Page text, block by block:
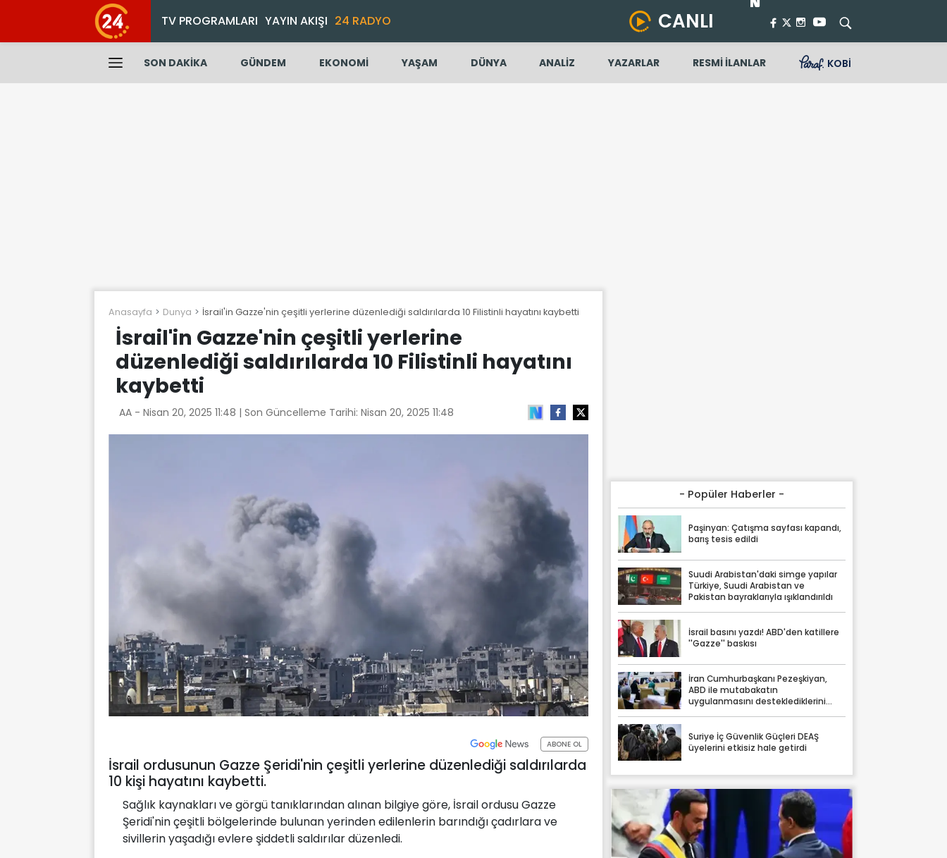
TV PROGRAMLARI YAYIN AKIŞI 24 RADYO CANLI
SON DAKİKA GÜNDEM EKONOMİ YAŞAM DÜNYA ANALİZ YAZARLAR RESMİ İLANLAR KOBİ
Anasayfa Dunya İsrail'in Gazze'nin çeşitli yerlerine düzenlediği saldırılarda 10 Filistinli hayatını kaybetti
İsrail'in Gazze'nin çeşitli yerlerine
düzenlediği saldırılarda 10 Filistinli hayatını
kaybetti
AA - Nisan 20, 2025 11:48 | Son Güncelleme Tarihi: Nisan 20, 2025 11:48
ABONE OL
İsrail ordusunun Gazze Şeridi'nin çeşitli yerlerine düzenlediği saldırılarda
10 kişi hayatını kaybetti.
Sağlık kaynakları ve görgü tanıklarından alınan bilgiye göre, İsrail ordusu Gazze
Şeridi'nin çeşitli bölgelerinde bulunan yerinden edilenlerin barındığı çadırlara ve
sivillerin yaşadığı evlere şiddetli saldırılar düzenledi.
- Popüler Haberler -
Paşinyan: Çatışma sayfası kapandı,
barış tesis edildi
Suudi Arabistan'daki simge yapılar
Türkiye, Suudi Arabistan ve
Pakistan bayraklarıyla ışıklandırıldı
İsrail basını yazdı! ABD'den katillere
''Gazze'' baskısı
İran Cumhurbaşkanı Pezeşkiyan,
ABD ile mutabakatın
uygulanmasını desteklediklerini
Suriye İç Güvenlik Güçleri DEAŞ
üyelerini etkisiz hale getirdi